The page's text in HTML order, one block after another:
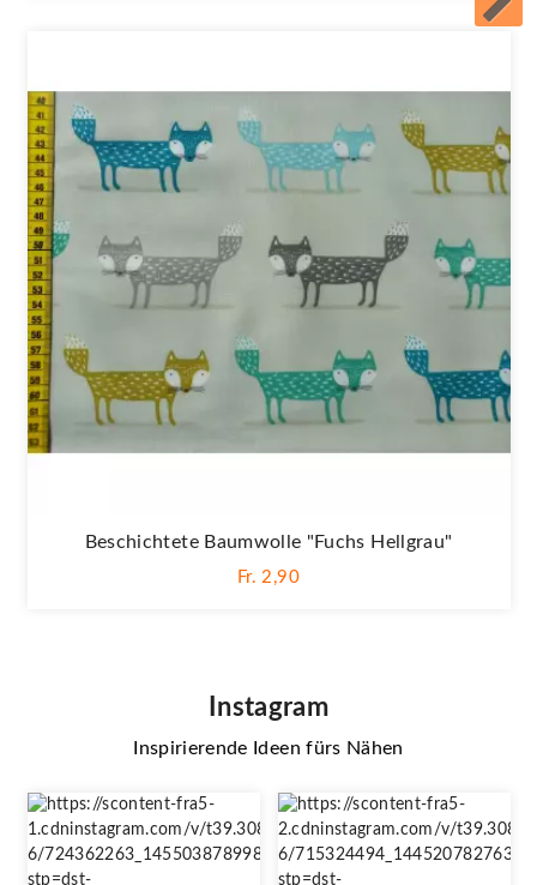
Beschichtete Baumwolle "Fuchs Hellgrau"
Fr. 2,90
Instagram
Inspirierende Ideen fürs Nähen